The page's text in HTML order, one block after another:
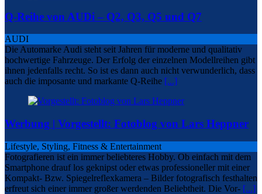
Q-Reihe von AUDi – Q2, Q3, Q5 und Q7
AUDI
Die Automarke Audi steht seit Jahren für moderne und qualitativ
hochwertige Fahrzeuge. Der Erfolg der einzelnen Modellreihen gibt
ihnen jedenfalls recht. So ist es dann auch nicht verwunderlich, dass
auch die imposante und markante Q-Reihe [...]
Werbung | Vorgestellt: Fotoblog von Lars Heppner
Lifestyle, Styling, Fitness & Entertainment
Fotografieren ist ein immer beliebteres Hobby. Ob einfach mit dem
Smartphone drauf los geknipst oder etwas professioneller mit einer
Kompakt- Bzw. Spiegelreflexkamera – Bilder fotografisch festhalten
erfreut sich einer immer großer werdenden Beliebtheit. Die Vor- [...]